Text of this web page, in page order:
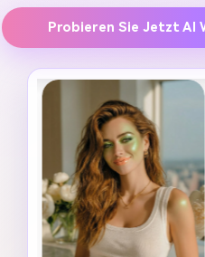
Probieren Sie Jetzt AI